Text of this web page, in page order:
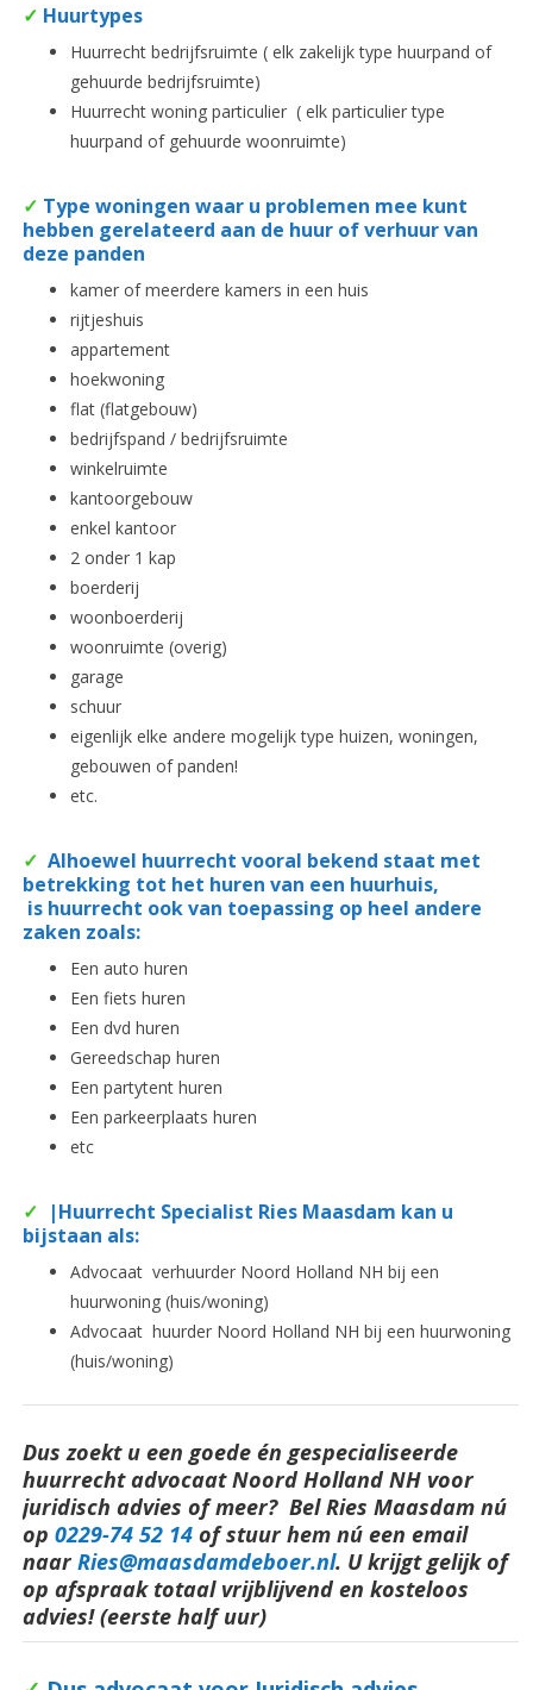
✓ Huurtypes
Huurrecht bedrijfsruimte ( elk zakelijk type huurpand of
gehuurde bedrijfsruimte)
Huurrecht woning particulier ( elk particulier type
huurpand of gehuurde woonruimte)
✓ Type woningen waar u problemen mee kunt
hebben gerelateerd aan de huur of verhuur van
deze panden
kamer of meerdere kamers in een huis
rijtjeshuis
appartement
hoekwoning
flat (flatgebouw)
bedrijfspand / bedrijfsruimte
winkelruimte
kantoorgebouw
enkel kantoor
2 onder 1 kap
boerderij
woonboerderij
woonruimte (overig)
garage
schuur
eigenlijk elke andere mogelijk type huizen, woningen,
gebouwen of panden!
etc.
✓ Alhoewel huurrecht vooral bekend staat met
betrekking tot het huren van een huurhuis,
is huurrecht ook van toepassing op heel andere
zaken zoals:
Een auto huren
Een fiets huren
Een dvd huren
Gereedschap huren
Een partytent huren
Een parkeerplaats huren
etc
✓ |Huurrecht Specialist Ries Maasdam kan u
bijstaan als:
Advocaat verhuurder Noord Holland NH bij een
huurwoning (huis/woning)
Advocaat huurder Noord Holland NH bij een huurwoning
(huis/woning)
Dus zoekt u een goede én gespecialiseerde
huurrecht advocaat Noord Holland NH voor
juridisch advies of meer? Bel Ries Maasdam nú
op 0229-74 52 14 of stuur hem nú een email
naar Ries@maasdamdeboer.nl. U krijgt gelijk of
op afspraak totaal vrijblijvend en kosteloos
advies! (eerste half uur)